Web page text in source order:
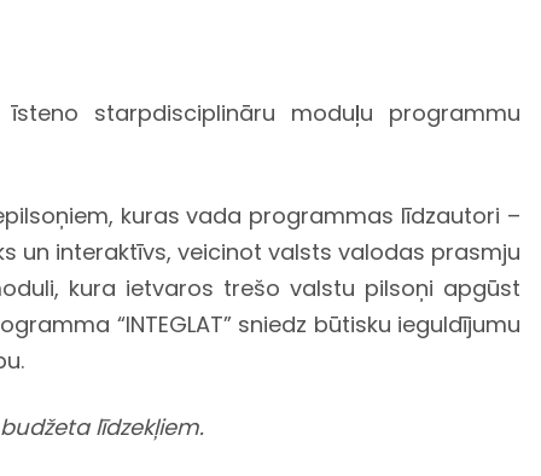
īsteno starpdisciplināru moduļu programmu
kuras vada programmas līdzautori –
un interaktīvs, veicinot valsts valodas prasmju
kura ietvaros trešo valstu pilsoņi apgūst
“INTEGLAT” sniedz būtisku ieguldījumu
līdzekļiem.